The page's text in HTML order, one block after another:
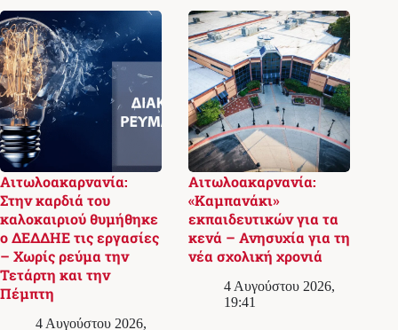
Αιτωλοακαρνανία:
Στην καρδιά του
καλοκαιριού θυμήθηκε
ο ΔΕΔΔΗΕ τις εργασίες
– Χωρίς ρεύμα την
Τετάρτη και την
Πέμπτη
4 Αυγούστου 2026,
Αιτωλοακαρνανία:
«Καμπανάκι»
εκπαιδευτικών για τα
κενά – Ανησυχία για τη
νέα σχολική χρονιά
4 Αυγούστου 2026,
19:41